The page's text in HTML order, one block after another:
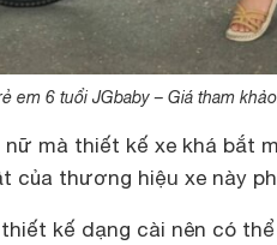
em 6 tuổi JGbaby – Giá tham
mà thiết kế xe khá bắt
của thương hiệu xe này
kế dạng cài nên có